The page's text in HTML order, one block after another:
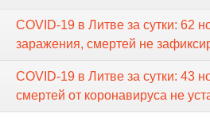
COVID-19 в Литве за сутки: 62
заражения, смертей не
COVID-19 в Литве за сутки: 43
смертей от коронавируса не